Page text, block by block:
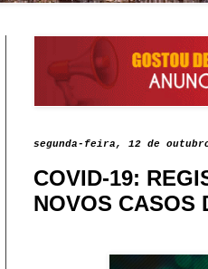
segunda-feira, 12 de
COVID-19:
NOVOS CASOS